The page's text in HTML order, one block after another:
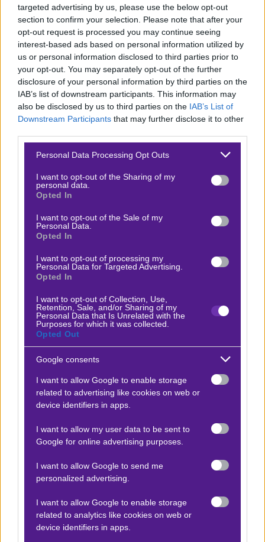
targeted advertising by us, please use the below opt-out
section to confirm your selection. Please note that after your
opt-out request is processed you may continue seeing
interest-based ads based on personal information utilized by
us or personal information disclosed to third parties prior to
your opt-out. You may separately opt-out of the further
disclosure of your personal information by third parties on the
IAB’s list of downstream participants. This information may
also be disclosed by us to third parties on the IAB’s List of
Downstream Participants that may further disclose it to other
Please note that this website/app uses one or more Google
not limited to your visit or usage behaviour. You may click to
grant or deny consent to Google and its third-party tags to
use your data for below specified purposes in below Google
consent section.
Personal Data Processing Opt Outs
I want to opt-out of the Sharing of my
personal data.
Opted In
I want to opt-out of the Sale of my
Personal Data.
Opted In
I want to opt-out of processing my
Personal Data for Targeted Advertising.
Opted In
I want to opt-out of Collection, Use,
Retention, Sale, and/or Sharing of my
Personal Data that Is Unrelated with the
Purposes for which it was collected.
Opted Out
Google consents
I want to allow Google to enable storage
related to advertising like cookies on web or
device identifiers in apps.
I want to allow my user data to be sent to
Google for online advertising purposes.
I want to allow Google to send me
personalized advertising.
I want to allow Google to enable storage
related to analytics like cookies on web or
device identifiers in apps.
Εσείς μπήκατε στο νέοCommunity του Betmatrix
Για να δω τι tipsters είστε… Οι 3 κορυφαίοι για
τονμήνα Απρίλιοθα κερδίσουν δώρα*!
Μπορούν να φτάσουν ψηλά στο σκορ!
Όπως είδαμε και στο πρώτο παιχνίδι, οι δύο ομάδες
είναι πολύ ταλαντούχες επιθετικά. Το Λαύριο παρόλο
που αγωνίστηκε χωρίς τους δύο ξένους του, έβαλε 87
πόντους. Για την επιθετική ποιότητα των Γιαννιωτών,
δεν τίθεται αμφιβολία. Περιμένουμε και σήμερα ένα
παιχνίδι που αμφότερες οι ομάδες θα σημειώσουν
κοντά στους 80 πόντους.
Δείτε με ένα κλικ τις καλύτερες προσφορές της ημέρας
Ο Γιάννης Κάρμας προτείνει:
Λαύριο - Vikos
Α2 14.04.2026| 17:00 +23.40
Over 159,5
1.78
Αποτέλεσμα: 74-87
Προσφορές*
ΒΑΘΜΟΛΟΓΙΕΣ
Βαθμολογίες Ελλάδα - Stoiximan
Super league
Βαθμολογίες Aγγλία – Premier league